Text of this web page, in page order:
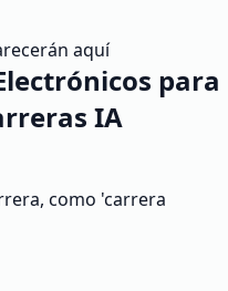
aquí
para
IA
como 'carrera